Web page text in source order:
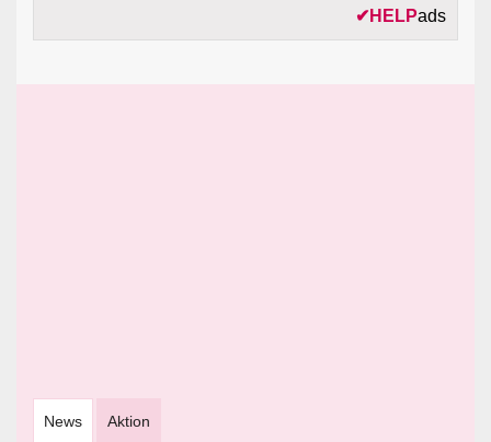
✔ HELPads
News Aktion